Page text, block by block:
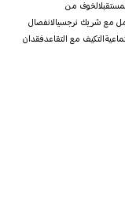
الخوف من
مع شريك نرجسيالانفصال
التكيف مع التقاعدفقدان